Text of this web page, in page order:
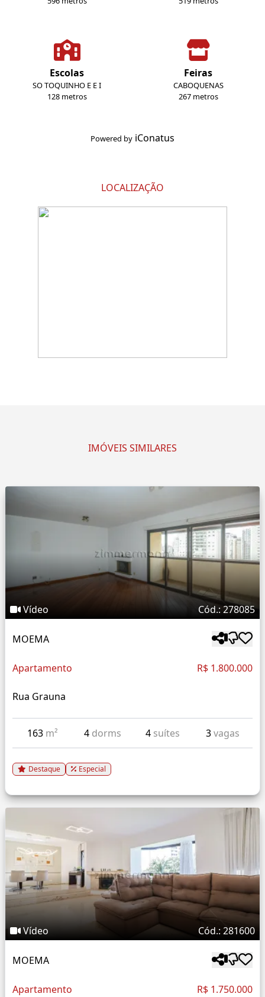
Escolas
SO TOQUINHO E E I
128 metros
Feiras
CABOQUENAS
267 metros
Powered by iConatus
LOCALIZAÇÃO
IMÓVEIS SIMILARES
Vídeo Cód.: 278085
MOEMA
Apartamento R$ 1.800.000
Rua Grauna
163 m² 4 dorms 4 suítes 3vagas
Destaque Especial
Vídeo Cód.: 281600
MOEMA
Apartamento R$ 1.750.000